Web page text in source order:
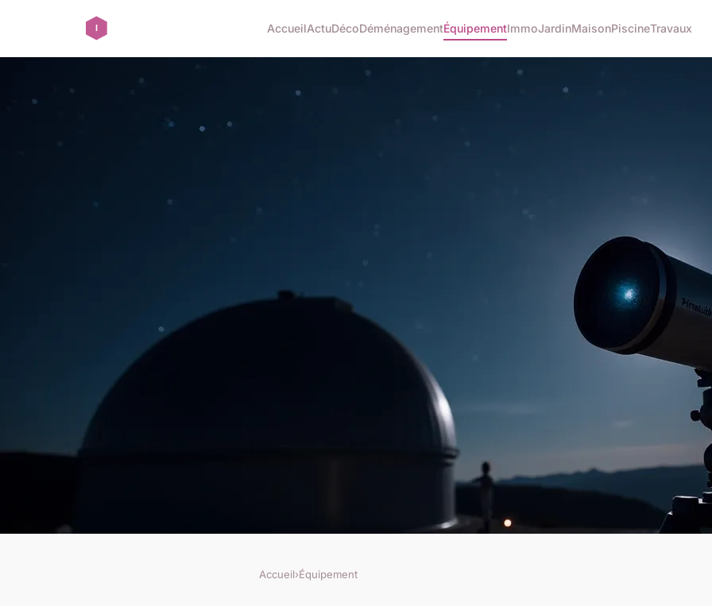
AccueilActuDécoDéménagementÉquipementImmoJardinMaisonPiscineTravaux
Accueil›Équipement